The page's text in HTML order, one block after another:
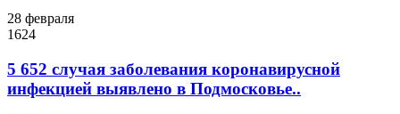
28 февраля
1624
5 652 случая заболевания коронавирусной
инфекцией выявлено в Подмосковье..